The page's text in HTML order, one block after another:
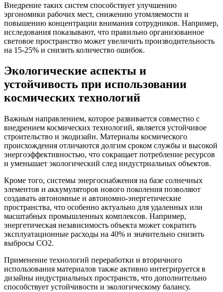
Внедрение таких систем способствует улучшению
эргономики рабочих мест, снижению утомляемости и
повышению концентрации внимания сотрудников. Например,
исследования показывают, что правильно организованное
световое пространство может увеличить производительность
на 15-25% и снизить количество ошибок.
Экологические аспекты и
устойчивость при использовании
космических технологий
Важным направлением, которое развивается совместно с
внедрением космических технологий, является устойчивое
строительство и экодизайн. Материалы космического
происхождения отличаются долгим сроком службы и высокой
энергоэффективностью, что сокращает потребление ресурсов
и уменьшает экологический след индустриальных объектов.
Кроме того, системы энергоснабжения на базе солнечных
элементов и аккумуляторов нового поколения позволяют
создавать автономные и автономно-энергетические
пространства, что особенно актуально для удаленных или
масштабных промышленных комплексов. Например,
энергетическая независимость объекта может сократить
эксплуатационные расходы на 40% и значительно снизить
выбросы CO2.
Применение технологий переработки и вторичного
использования материалов также активно интегрируется в
дизайны индустриальных пространств, что дополнительно
способствует устойчивости и экологическому балансу.